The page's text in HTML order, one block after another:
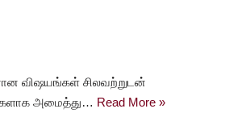
விஷயங்கள் சிலவற்றுடன்
அமைத்து… Read More »